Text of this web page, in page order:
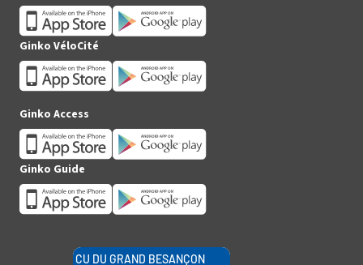
Ginko VéloCité
Ginko Access
Ginko Guide